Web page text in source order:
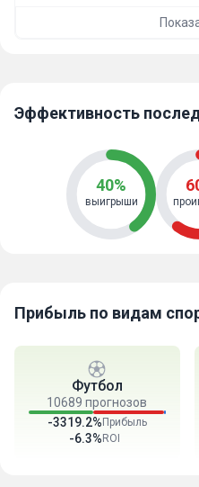
Эффективность
40%
выигрыши
Прибыль по видам
Футбол
10689 прогнозов
-3319.2%
-6.3%
Прибыль
ROI